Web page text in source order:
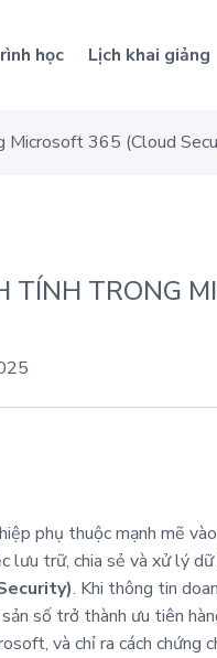
học Lịch khai giảng
Microsoft 365 (Cloud
TRONG
phụ thuộc mạnh mẽ
lưu trữ, chia sẻ và xử lý
. Khi thông tin
số trở thành ưu tiên
và chỉ ra cách chứng